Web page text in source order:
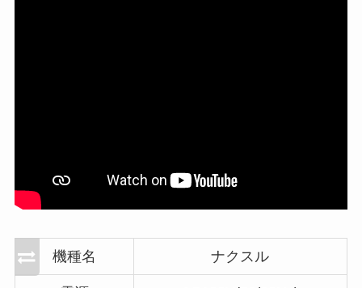
機種名 ナクスル